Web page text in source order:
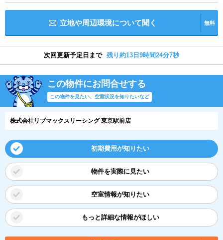
立地や周辺環境について聞く 無料
次回更新予定日まで 残り約13日9時間24分7秒
この物件にお問合せする
この物件を見たい、空室状況を知りたいなど
株式会社リブマックスリーシング 東京駅前店
初期費用が知りたい
物件を実際に見たい
空室情報が知りたい
もっと詳細な情報がほしい